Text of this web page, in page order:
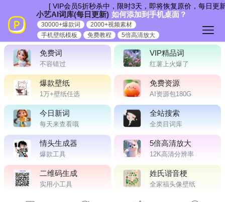
容
免费词
不容错过
VIP精品词
红薯上火爆了
爆款壁纸
1万+壁纸任选
免费资源
AI资源包180G
今日新词
每天来查看哦
全站搜索
全类目词库
情头生成器
爆款工具
5倍高清放大
12K高清分辨率
二维码生成
实用小工具
姓氏谐音梗
全家福头像壁纸
[ VIP会员5折秒杀中，限时3天，即将恢复原价，每日更新
小艺AI词库(每日更新) 如何添加到手机桌面？
30000+爆款词
2000+视频素材
手机壁纸模板
免费教程 5倍高清放大